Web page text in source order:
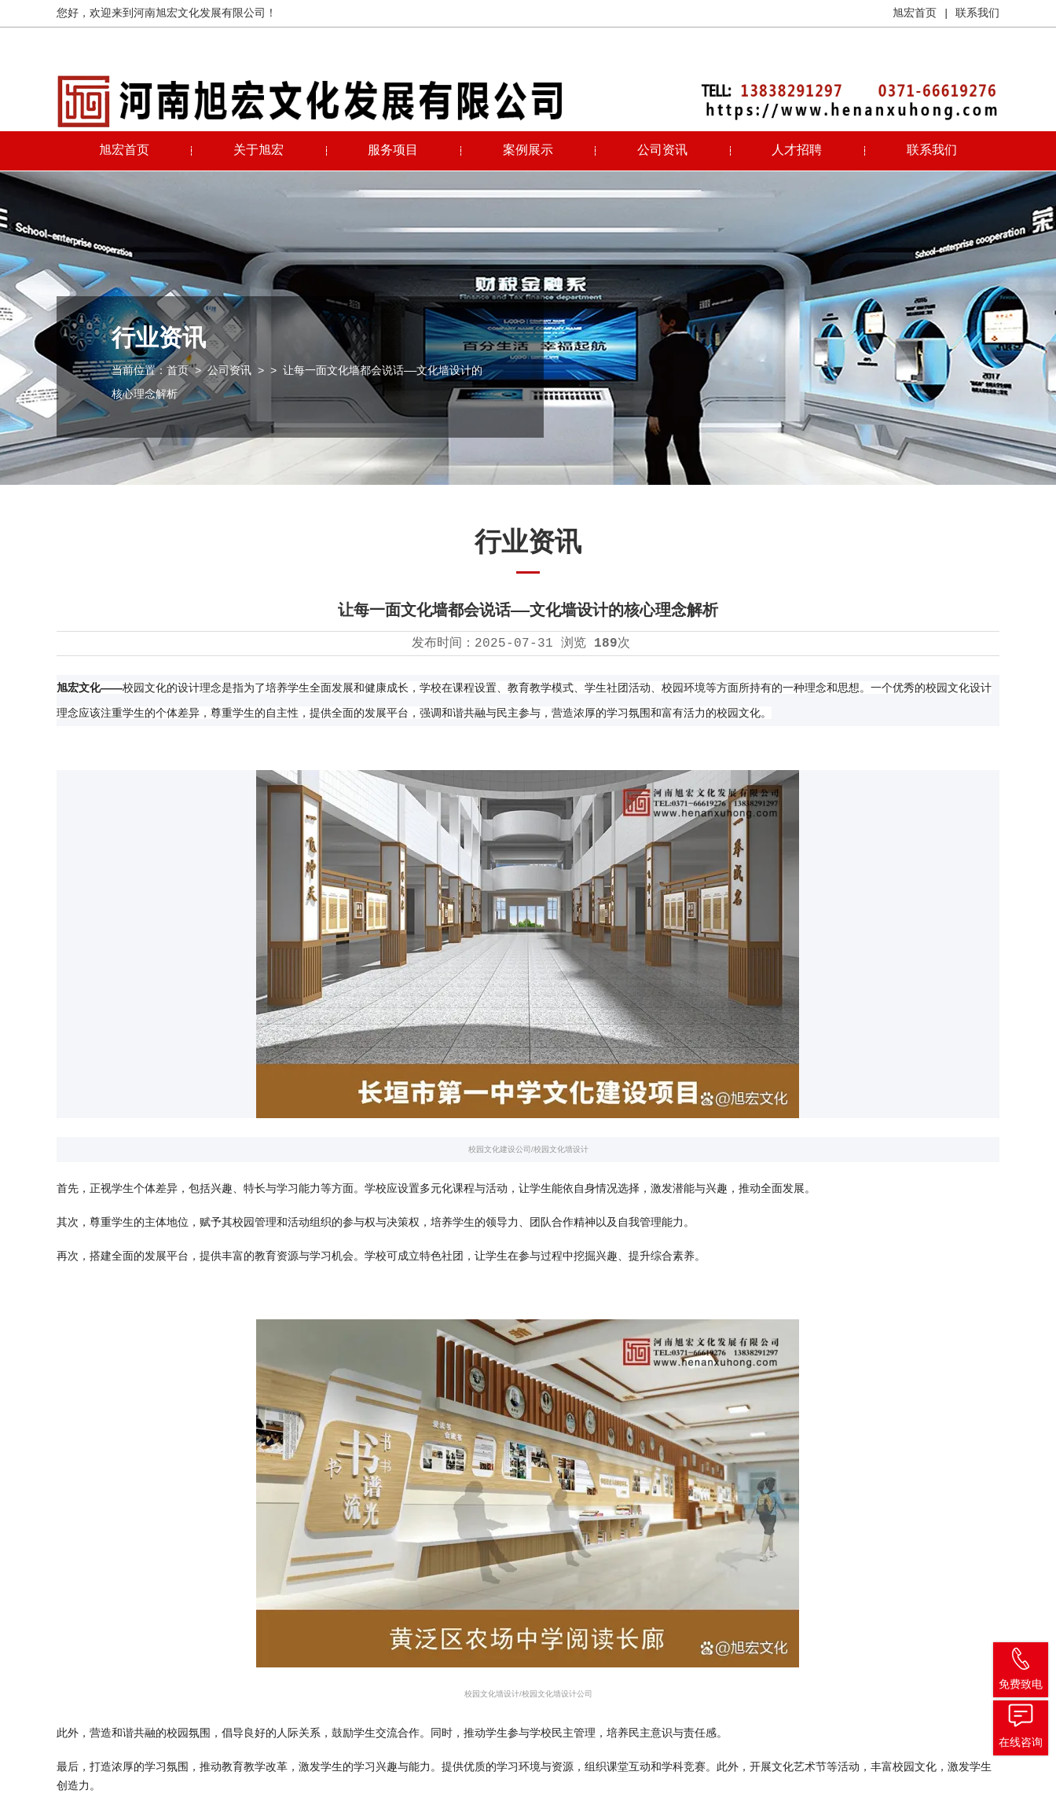
您好，欢迎来到河南旭宏文化发展有限公司！ 旭宏首页 联系我们
13838291297
旭宏首页 关于旭宏 服务项目 案例展示 公司资讯 人才招聘 联系我们
行业资讯
当前位置： 首页>公司资讯 > > 让每一面文化墙都会说话——文化墙设计的
核心理念解析
行业资讯
让每一面文化墙都会说话——文化墙设计的核心理念解析
发布时间： 2025-07-31 浏览 189次
旭宏文化——校园文化的设计理念是指为了培养学生全面发展和健康成长，学校在课程设置、教育教学模式、学生社团活动、校园环境等方面所持有的一种理念和思想。一个优秀的校园文化设计
理念应该注重学生的个体差异，尊重学生的自主性，提供全面的发展平台，强调和谐共融与民主参与，营造浓厚的学习氛围和富有活力的校园文化。
校园文化建设公司 /校园文化墙设计
首先，正视学生个体差异，包括兴趣、特长与学习能力等方面。学校应设置多元化课程与活动，让学生能依自身情况选择，激发潜能与兴趣，推动全面发展。
其次，尊重学生的主体地位，赋予其校园管理和活动组织的参与权与决策权，培养学生的领导力、团队合作精神以及自我管理能力。
再次，搭建全面的发展平台，提供丰富的教育资源与学习机会。学校可成立特色社团，让学生在参与过程中挖掘兴趣、提升综合素养。
校园文化墙设计/校园文化墙设计公司
此外，营造和谐共融的校园氛围，倡导良好的人际关系，鼓励学生交流合作。同时，推动学生参与学校民主管理，培养民主意识与责任感。
最后，打造浓厚的学习氛围，推动教育教学改革，激发学生的学习兴趣与能力。提供优质的学习环境与资源，组织课堂互动和学科竞赛。此外，开展文化艺术节等活动，丰富校园文化，激发学生
创造力。
免费致电
在线咨询